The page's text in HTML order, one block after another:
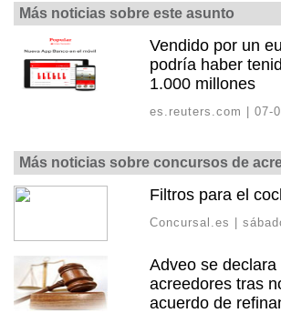
Más noticias sobre este asunto
Vendido por un
podría haber
1.000 millones
es.reuters.com | 07-
Más noticias sobre concursos de
Filtros para el
Concursal.es |
Adveo se
acreedores tras
acuerdo de